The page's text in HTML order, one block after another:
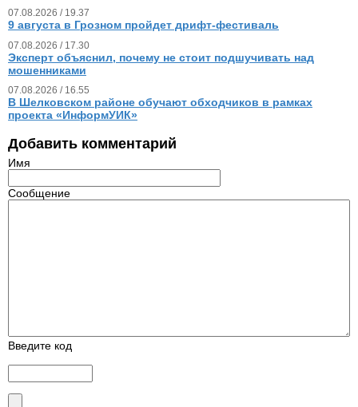
07.08.2026 / 19.37
9 августа в Грозном пройдет дрифт-фестиваль
07.08.2026 / 17.30
Эксперт объяснил, почему не стоит подшучивать над
мошенниками
07.08.2026 / 16.55
В Шелковском районе обучают обходчиков в рамках
проекта «ИнформУИК»
Добавить комментарий
Имя
Сообщение
Введите код